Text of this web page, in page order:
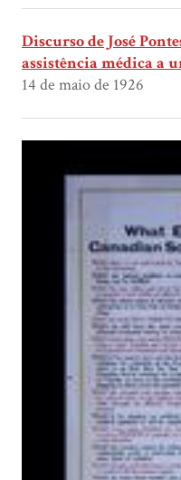
Discurso de José
assistência médica a
14 de maio de 1926